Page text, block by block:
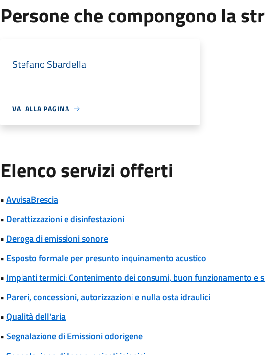
Persone che compongono la
Stefano Sbardella
VAI ALLA PAGINA
Elenco servizi offerti
•AvvisaBrescia
• Derattizzazioni e disinfestazioni
• Deroga di emissioni sonore
• Esposto formale per presunto inquinamento acustico
• Impianti termici: Contenimento dei consumi, buon funzionamento e
• Pareri, concessioni, autorizzazioni e nulla osta idraulici
•Qualità dell'aria
•Segnalazione di Emissioni odorigene